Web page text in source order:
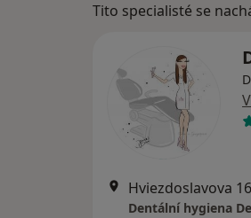
Tito specialisté se
Hviezdoslavova
Dentální hygiena